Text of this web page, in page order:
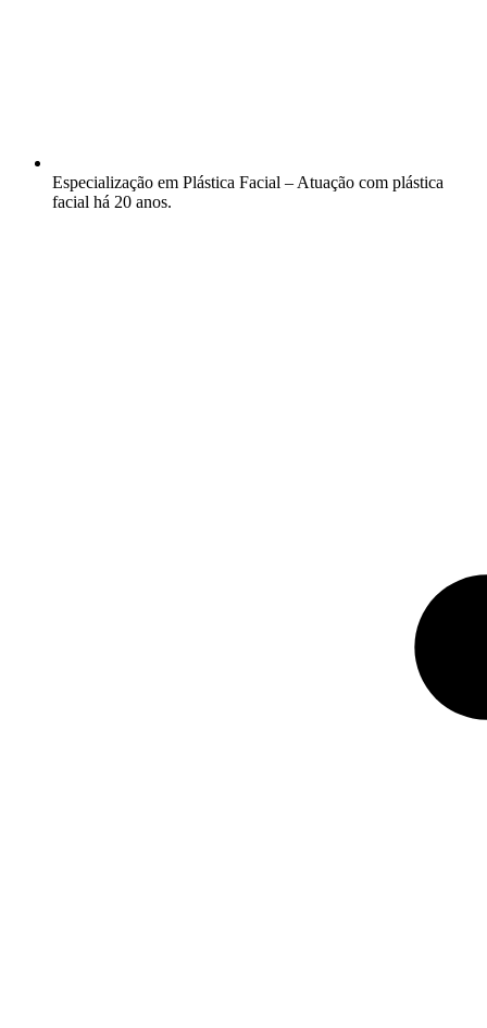
Especialização em Plástica Facial – Atuação com plástica
facial há 20 anos.